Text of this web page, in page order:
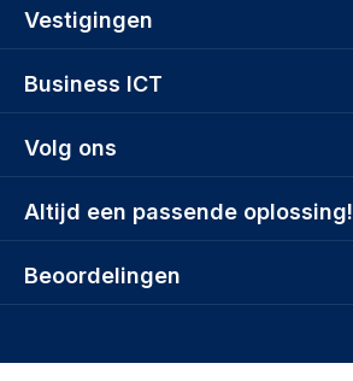
Volg ons
Altijd een passende oplossing!
Vestigingen
Business ICT
Beoordelingen